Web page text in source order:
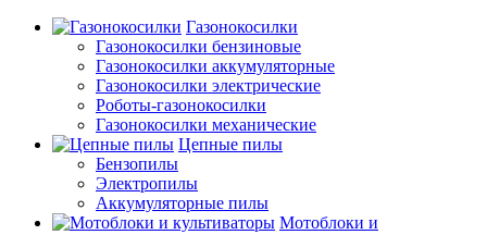
Газонокосилки
Газонокосилки бензиновые
Газонокосилки аккумуляторные
Газонокосилки электрические
Роботы-газонокосилки
Газонокосилки механические
Цепные пилы
Бензопилы
Электропилы
Аккумуляторные пилы
Мотоблоки и